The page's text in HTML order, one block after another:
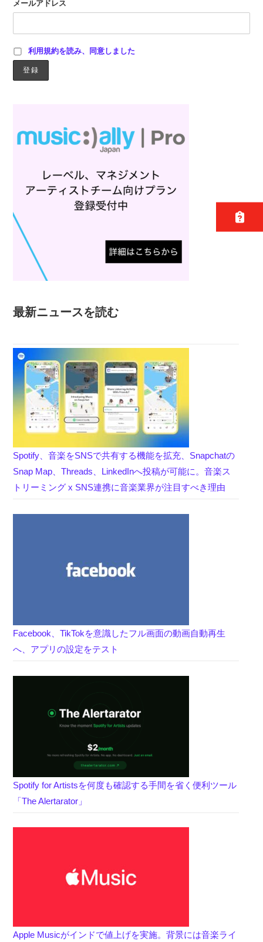
メールアドレス
利用規約を読み、同意しました
最新ニュースを読む
Spotify、音楽をSNSで共有する機能を拡充、Snapchatの
Snap Map、Threads、LinkedInへ投稿が可能に。音楽ス
トリーミング x SNS連携に音楽業界が注目すべき理由
Facebook、TikTokを意識したフル画面の動画自動再生
へ、アプリの設定をテスト
Spotify for Artistsを何度も確認する手間を省く便利ツール
「The Alertarator」
Apple Musicがインドで値上げを実施。背景には音楽ライ